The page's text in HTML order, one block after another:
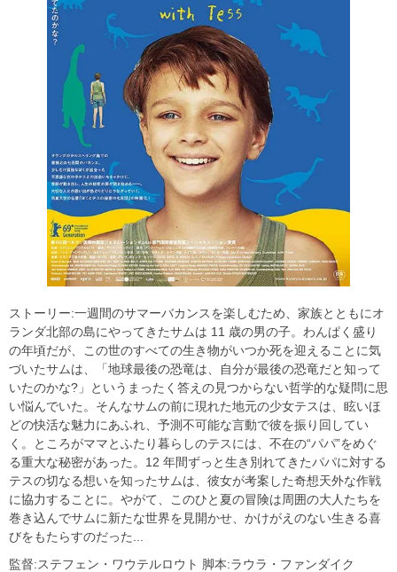
ストーリー:一週間のサマーバカンスを楽しむため、家族とともにオ
ランダ北部の島にやってきたサムは 11 歳の男の子。わんぱく盛り
の年頃だが、この世のすべての生き物がいつか死を迎えることに気
づいたサムは、「地球最後の恐竜は、自分が最後の恐竜だと知って
いたのかな?」というまったく答えの見つからない哲学的な疑問に思
い悩んでいた。そんなサムの前に現れた地元の少女テスは、眩いほ
どの快活な魅力にあふれ、予測不可能な言動で彼を振り回してい
く。ところがママとふたり暮らしのテスには、不在の“パパ”をめぐ
る重大な秘密があった。12 年間ずっと生き別れてきたパパに対する
テスの切なる想いを知ったサムは、彼女が考案した奇想天外な作戦
に協力することに。やがて、このひと夏の冒険は周囲の大人たちを
巻き込んでサムに新たな世界を見開かせ、かけがえのない生きる喜
びをもたらすのだった...
監督:ステフェン・ワウテルロウト 脚本:ラウラ・ファンダイク